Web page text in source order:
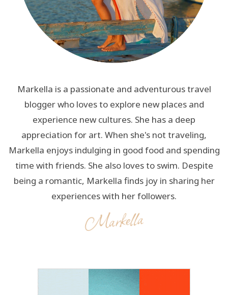
Markella is a passionate and adventurous travel
blogger who loves to explore new places and
experience new cultures. She has a deep
appreciation for art. When she's not traveling,
Markella enjoys indulging in good food and spending
time with friends. She also loves to swim. Despite
being a romantic, Markella finds joy in sharing her
experiences with her followers.